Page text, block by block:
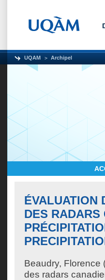
UQAM Archipel
ÉVALUATION
DES RADARS
Beaudry, Florence
des radars